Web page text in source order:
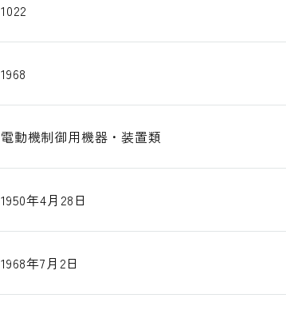
1022
1968
電動機制御用機器・装置類
1950年4月28日
1968年7月2日